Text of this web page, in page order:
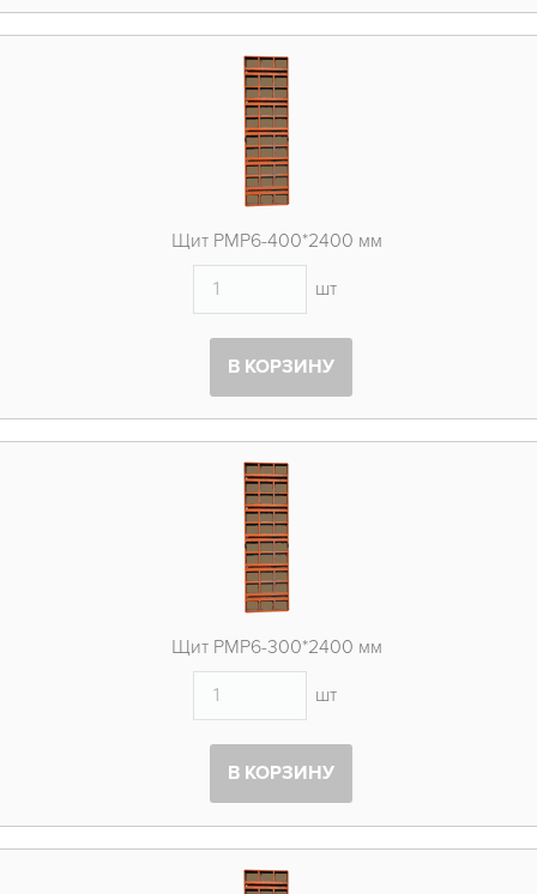
Щит PMP6-400*2400 мм
шт
В КОРЗИНУ
Щит PMP6-300*2400 мм
шт
В КОРЗИНУ